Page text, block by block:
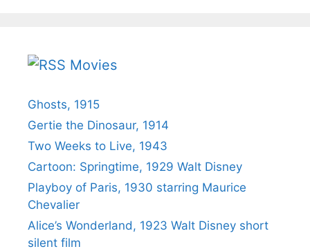
Movies
Ghosts, 1915
Gertie the Dinosaur, 1914
Two Weeks to Live, 1943
Cartoon: Springtime, 1929 Walt Disney
Playboy of Paris, 1930 starring Maurice
Chevalier
Alice’s Wonderland, 1923 Walt Disney short
silent film